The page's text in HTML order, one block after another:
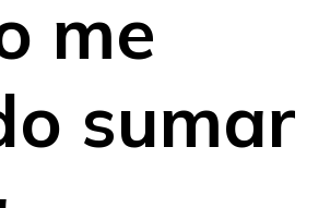
me
sumar